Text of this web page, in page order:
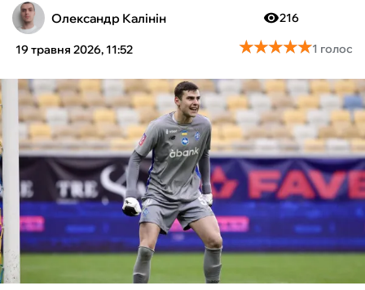
ТЕНІС
КІБЕРСПОРТ
ЧС-2026
ФУТЗАЛ
ІНШІ
БУКМЕКЕРИ
Олександр Калінін
19 травня 2026, 11:52
216
★★★★★
★★★★★1 голос